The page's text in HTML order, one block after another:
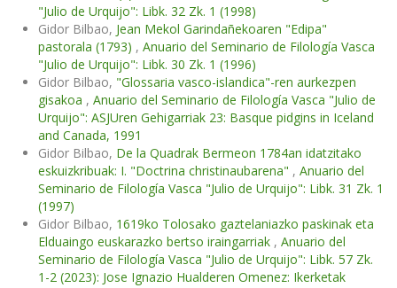
"Julio de Urquijo": Libk. 32 Zk. 1 (1998)
Gidor Bilbao, Jean Mekol Garindañekoaren "Edipa"
pastorala (1793) , Anuario del Seminario de Filología Vasca
"Julio de Urquijo": Libk. 30 Zk. 1 (1996)
Gidor Bilbao, "Glossaria vasco-islandica"-ren aurkezpen
gisakoa , Anuario del Seminario de Filología Vasca "Julio de
Urquijo": ASJUren Gehigarriak 23: Basque pidgins in Iceland
and Canada, 1991
Gidor Bilbao, De la Quadrak Bermeon 1784an idatzitako
eskuizkribuak: I. "Doctrina christinaubarena" , Anuario del
Seminario de Filología Vasca "Julio de Urquijo": Libk. 31 Zk. 1
(1997)
Gidor Bilbao, 1619ko Tolosako gaztelaniazko paskinak eta
Elduaingo euskarazko bertso iraingarriak , Anuario del
Seminario de Filología Vasca "Julio de Urquijo": Libk. 57 Zk.
1-2 (2023): Jose Ignazio Hualderen Omenez: Ikerketak